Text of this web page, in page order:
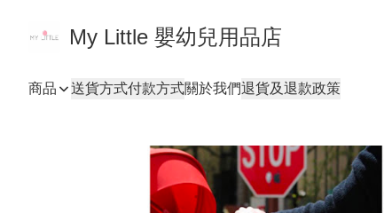
My Little 嬰幼兒用品店
商品 送貨方式付款方式關於我們退貨及退款政策